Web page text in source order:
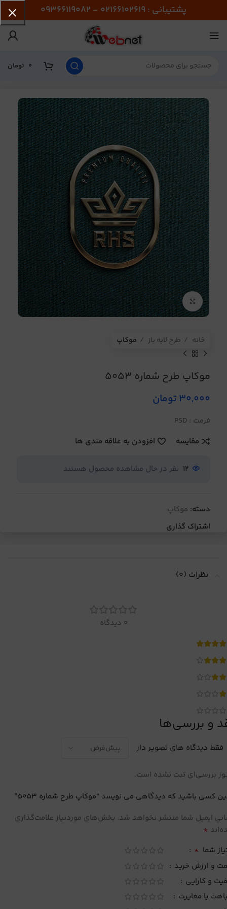
پشتیبانی : 02166102619 - 09366119082
0 تومان
برای بزرگنمایی کلیک کنید
خانه طرح لایه باز موکاپ
موکاپ طرح شماره 5053
30,000تومان
فرمت : PSD
مقایسه
افزودن به علاقه مندی ها
12 نفر در حال مشاهده محصول هستند
دسته: موکاپ
اشتراک گذاری
نظرات (0)
0 دیدگاه
و بررسی‌ها
فقط دیدگاه های تصویر دار
بررسی‌ای ثبت نشده است.
کسی باشید که دیدگاهی می نویسد “موکاپ طرح شماره 5053”
ایمیل شما منتشر نخواهد شد. بخش‌های موردنیاز علامت‌گذاری
*
شما *
و ارزش خرید
و کارایی
یا مغایرت